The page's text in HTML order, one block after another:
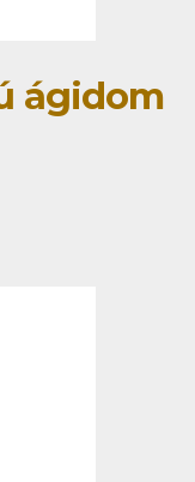
ágidom